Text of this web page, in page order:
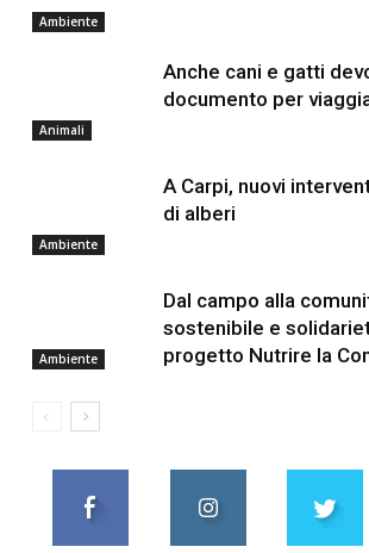
Ambiente
Animali
Anche cani e gatti
documento per
Ambiente
A Carpi, nuovi
di alberi
Ambiente
Dal campo alla
sostenibile e
progetto Nutrire la